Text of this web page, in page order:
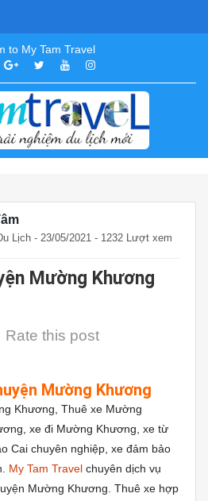
to My Tam Travel
Lịch - 23/05/2021 - 1232 Lượt xem
Mường Khương
Rate this post
Mường Khương
Khương, Thuê xe Mường
xe đi Mường Khương, xe từ
Cai chuyên nghiệp, xe đảm bảo
My Tam Travel chuyên dịch vụ
Mường Khương. Thuê xe hợp